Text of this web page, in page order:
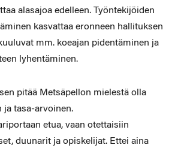
alasajoa edelleen. Työntekijöiden
kasvattaa eronneen hallituksen
mm. koeajan pidentäminen ja
lyhentäminen.
pitää Metsäpellon mielestä olla
ja tasa-arvoinen.
etua, vaan otettaisiin
duunarit ja opiskelijat. Ettei aina